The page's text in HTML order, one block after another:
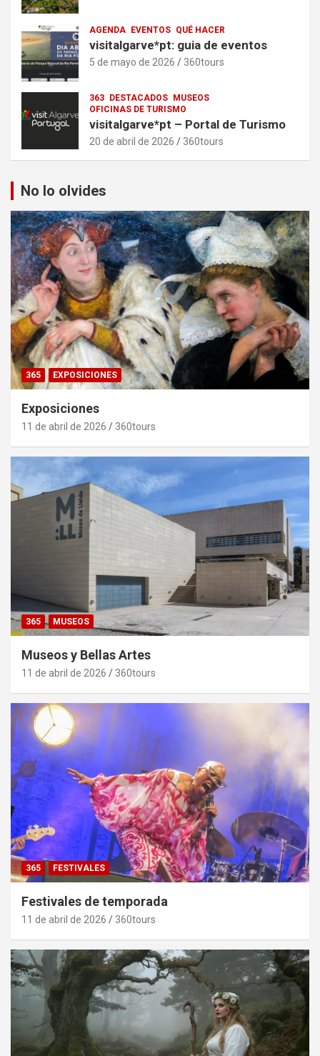
AGENDA EVENTOS QUÉ HACER
visitalgarve*pt: guia de eventos
5 de mayo de 2026 360tours
363 DESTACADOS MUSEOS
OFICINAS DE TURISMO
visitalgarve*pt – Portal de Turismo
20 de abril de 2026 360tours
No lo olvides
365 EXPOSICIONES
Exposiciones
11 de abril de 2026 360tours
365 MUSEOS
Museos y Bellas Artes
11 de abril de 2026 360tours
365 FESTIVALES
Festivales de temporada
11 de abril de 2026 360tours